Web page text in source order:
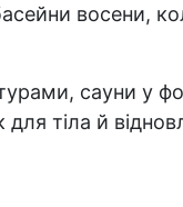
восени,
сауни у
тіла й